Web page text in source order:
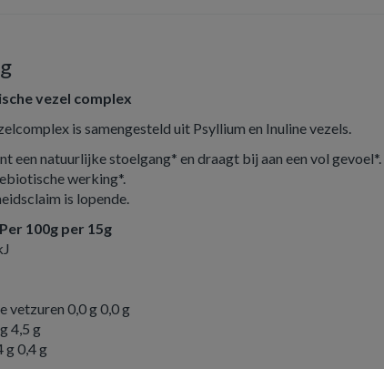
vezel complex
is samengesteld uit Psyllium en Inuline vezels.
een natuurlijke stoelgang* en draagt bij aan een vol gevoel*.
werking*.
is lopende.
100g per 15g
vetzuren 0,0 g 0,0 g
4,5 g
g 0,4 g